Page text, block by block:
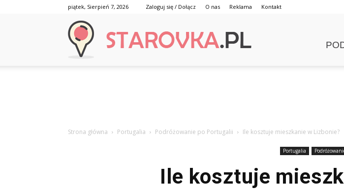
piątek, Sierpień 7, 2026 Zaloguj się / Dołącz O nas Reklama Kontakt
Strona główna Portugalia Podróżowanie po Portugalii Ile kosztuje mieszkanie w Lizbonie?
Portugalia
Ile kosztuje